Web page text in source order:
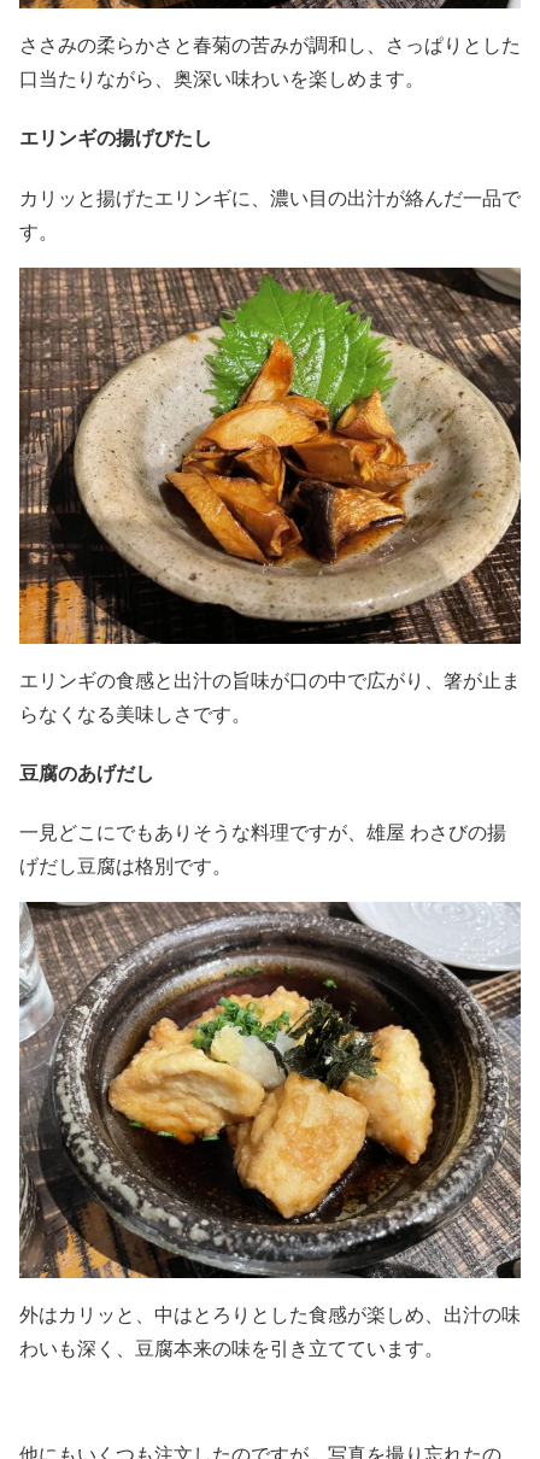
ささみの柔らかさと春菊の苦みが調和し、さっぱりとした
口当たりながら、奥深い味わいを楽しめます。
エリンギの揚げびたし
カリッと揚げたエリンギに、濃い目の出汁が絡んだ一品で
す。
エリンギの食感と出汁の旨味が口の中で広がり、箸が止ま
らなくなる美味しさです。
豆腐のあげだし
一見どこにでもありそうな料理ですが、雄屋 わさびの揚
げだし豆腐は格別です。
外はカリッと、中はとろりとした食感が楽しめ、出汁の味
わいも深く、豆腐本来の味を引き立てています。
他にもいくつも注文したのですが、写真を撮り忘れたの